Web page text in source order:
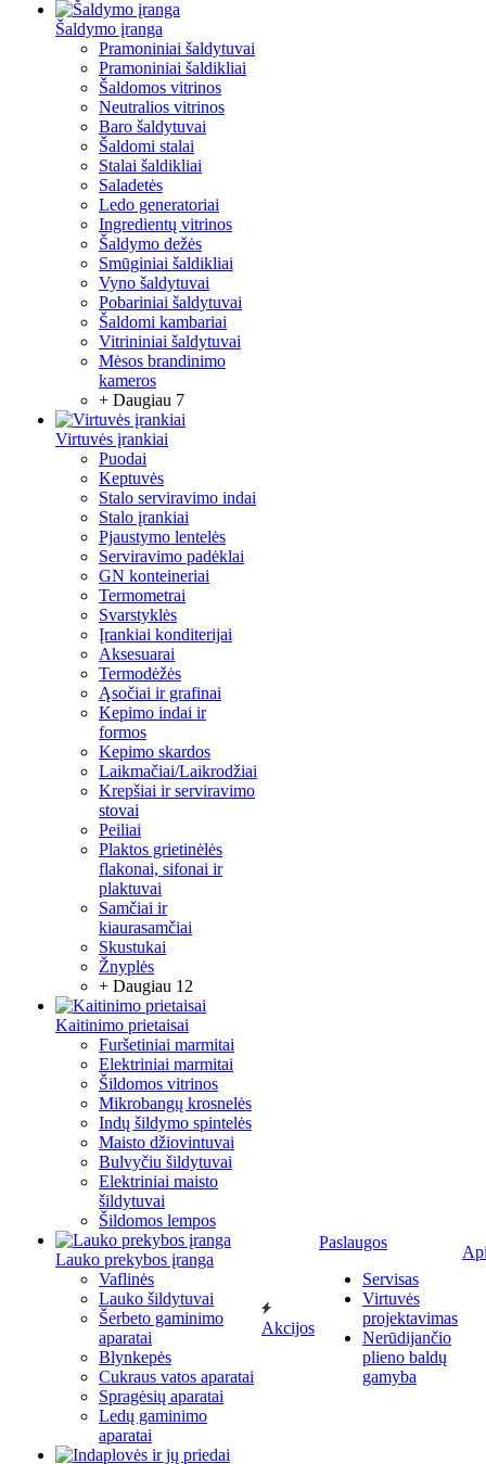
Šaldymo įranga
Pramoniniai šaldytuvai
Pramoniniai šaldikliai
Šaldomos vitrinos
Neutralios vitrinos
Baro šaldytuvai
Šaldomi stalai
Stalai šaldikliai
Saladetės
Ledo generatoriai
Ingredientų vitrinos
Šaldymo dežės
Smūginiai šaldikliai
Vyno šaldytuvai
Pobariniai šaldytuvai
Šaldomi kambariai
Vitrininiai šaldytuvai
Mėsos brandinimo
kameros
+ Daugiau 7
Virtuvės įrankiai
Puodai
Keptuvės
Stalo serviravimo indai
Stalo įrankiai
Pjaustymo lentelės
Serviravimo padėklai
GN konteineriai
Termometrai
Svarstyklės
Įrankiai konditerijai
Aksesuarai
Termodėžės
Ąsočiai ir grafinai
Kepimo indai ir
formos
Kepimo skardos
Laikmačiai/Laikrodžiai
Krepšiai ir serviravimo
stovai
Peiliai
Plaktos grietinėlės
flakonai, sifonai ir
plaktuvai
Samčiai ir
kiaurasamčiai
Skustukai
Žnyplės
+ Daugiau 12
Kaitinimo prietaisai
Furšetiniai marmitai
Elektriniai marmitai
Šildomos vitrinos
Mikrobangų krosnelės
Indų šildymo spintelės
Maisto džiovintuvai
Bulvyčiu šildytuvai
Elektriniai maisto
šildytuvai
Šildomos lempos
Lauko prekybos įranga
Vaflinės
Lauko šildytuvai
Šerbeto gaminimo
aparatai
Blynkepės
Cukraus vatos aparatai
Spragėsių aparatai
Ledų gaminimo
aparatai
Akcijos
Paslaugos
Servisas
Virtuvės
projektavimas
Nerūdijančio
plieno baldų
gamyba